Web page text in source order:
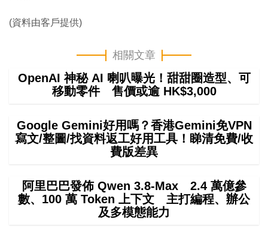
(資料由客戶提供)
相關文章
OpenAI 神秘 AI 喇叭曝光！甜甜圈造型、可
移動零件 售價或逾 HK$3,000
Google Gemini好用嗎？香港Gemini免VPN
寫文/整圖/找資料返工好用工具！睇清免費/收
費版差異
阿里巴巴發佈 Qwen 3.8-Max 2.4 萬億參
數、100 萬 Token 上下文 主打編程、辦公
及多模態能力